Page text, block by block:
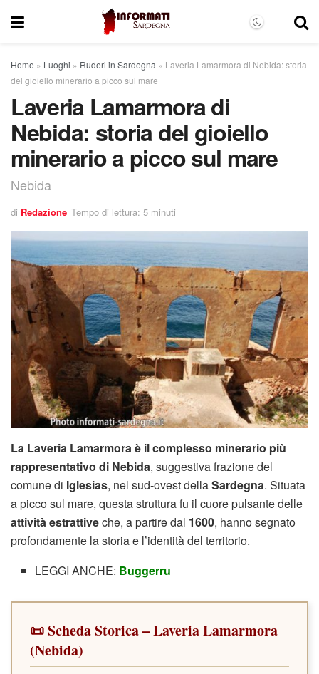
Home » Luoghi » Ruderi in Sardegna » Laveria Lamarmora di Nebida: storia
del gioiello minerario a picco sul mare
Laveria Lamarmora di
Nebida: storia del gioiello
minerario a picco sul mare
Nebida
di Redazione Tempo di lettura: 5 minuti
La Laveria Lamarmora è il complesso minerario più
rappresentativo di Nebida, suggestiva frazione del
comune di Iglesias, nel sud-ovest dellaSardegna. Situata
a picco sul mare, questa struttura fu il cuore pulsante delle
attività estrattiveche, a partire dal 1600, hanno segnato
profondamente la storia e l’identità del territorio.
LEGGI ANCHE: Buggerru
📜 Scheda Storica – Laveria Lamarmora
(Nebida)